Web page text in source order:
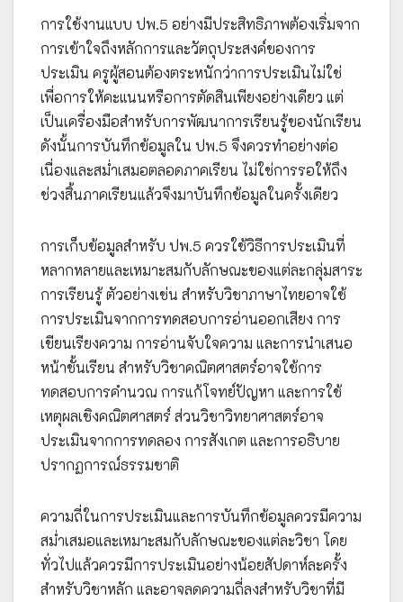
การใช้งานแบบ ปพ.5 อย่างมีประสิทธิภาพต้องเริ่มจาก
การเข้าใจถึงหลักการและวัตถุประสงค์ของการ
ประเมิน ครูผู้สอนต้องตระหนักว่าการประเมินไม่ใช่
เพื่อการให้คะแนนหรือการตัดสินเพียงอย่างเดียว แต่
เป็นเครื่องมือสำหรับการพัฒนาการเรียนรู้ของนักเรียน
ดังนั้นการบันทึกข้อมูลใน ปพ.5 จึงควรทำอย่างต่อ
เนื่องและสม่ำเสมอตลอดภาคเรียน ไม่ใช่การรอให้ถึง
ช่วงสิ้นภาคเรียนแล้วจึงมาบันทึกข้อมูลในครั้งเดียว
การเก็บข้อมูลสำหรับ ปพ.5 ควรใช้วิธีการประเมินที่
หลากหลายและเหมาะสมกับลักษณะของแต่ละกลุ่มสาระ
การเรียนรู้ ตัวอย่างเช่น สำหรับวิชาภาษาไทยอาจใช้
การประเมินจากการทดสอบการอ่านออกเสียง การ
เขียนเรียงความ การอ่านจับใจความ และการนำเสนอ
หน้าชั้นเรียน สำหรับวิชาคณิตศาสตร์อาจใช้การ
ทดสอบการคำนวณ การแก้โจทย์ปัญหา และการใช้
เหตุผลเชิงคณิตศาสตร์ ส่วนวิชาวิทยาศาสตร์อาจ
ประเมินจากการทดลอง การสังเกต และการอธิบาย
ปรากฏการณ์ธรรมชาติ
ความถี่ในการประเมินและการบันทึกข้อมูลควรมีความ
สม่ำเสมอและเหมาะสมกับลักษณะของแต่ละวิชา โดย
ทั่วไปแล้วควรมีการประเมินอย่างน้อยสัปดาห์ละครั้ง
สำหรับวิชาหลัก และอาจลดความถี่ลงสำหรับวิชาที่มี